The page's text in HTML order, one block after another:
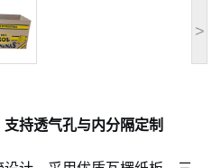
>
持透气孔与内分隔定制